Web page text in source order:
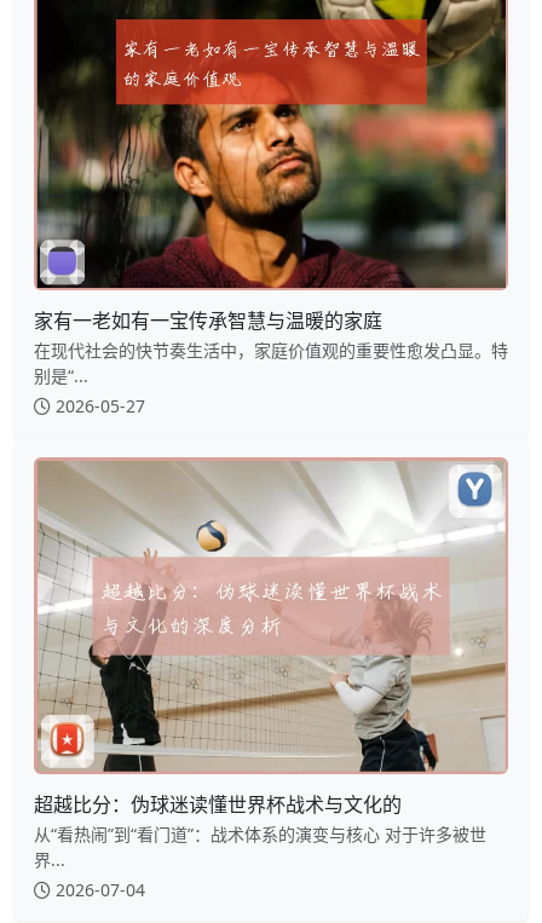
家有一老如有一宝传承智慧与温暖的家庭
在现代社会的快节奏生活中，家庭价值观的重要性愈发凸显。特
别是“...
2026-05-27
超越比分：伪球迷读懂世界杯战术与文化的
从“看热闹”到“看门道”：战术体系的演变与核心 对于许多被世
界...
2026-07-04